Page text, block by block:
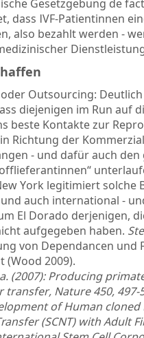
Gesetzgebung de
dass IVF-Patientinnen
also bezahlt werden -
Outsourcing:
diejenigen im Run auf
beste Kontakte zur
Richtung der
- und dafür auch den
York legitimiert solche
auch international -
El Dorado derjenigen,
aufgegeben haben.
von Dependancen und
(Wood 2009).
(2007): Producing
Nature 450, 497-
of Human
(SCNT) with Adult